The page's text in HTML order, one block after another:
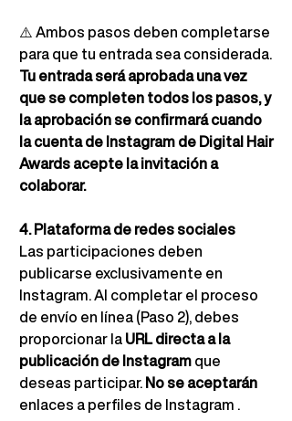
⚠️Ambos pasos deben completarse
para que tu entrada sea considerada.
Tu entrada será aprobada una vez
que se completen todos los pasos, y
la aprobación se confirmará cuando
la cuenta de Instagram de Digital Hair
Awards acepte la invitación a
colaborar.
4. Plataforma de redes sociales
Las participaciones deben
publicarse exclusivamente en
Instagram. Al completar el proceso
de envío en línea (Paso 2), debes
proporcionar laURL directa a la
publicación de Instagramque
deseas participar.No se aceptarán
enlaces a perfiles de Instagram .